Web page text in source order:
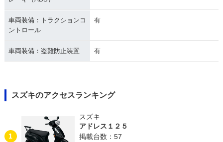
車両装備：トラクションコ
ントロール
有
車両装備：盗難防止装置 有
スズキのアクセスランキング
1
スズキ
アドレス１２５
掲載台数：57